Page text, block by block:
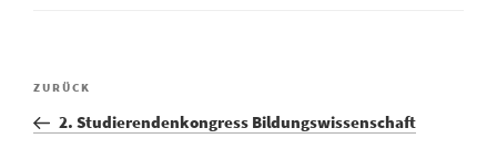
Beitragsnavigation
Vorheriger
Beitrag
ZURÜCK
2. Studierendenkongress Bildungswissenschaft